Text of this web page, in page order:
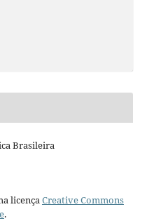
Brasileira
licençaCreative Commons
.